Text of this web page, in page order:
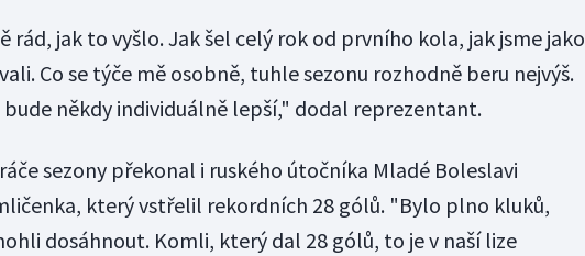
rád, jak to vyšlo. Jak šel celý rok od prvního kola, jak jsme jako
Co se týče mě osobně, tuhle sezonu rozhodně beru nejvýš.
někdy individuálně lepší," dodal reprezentant.
sezony překonal i ruského útočníka Mladé Boleslavi
který vstřelil rekordních 28 gólů. "Bylo plno kluků,
dosáhnout. Komli, který dal 28 gólů, to je v naší lize